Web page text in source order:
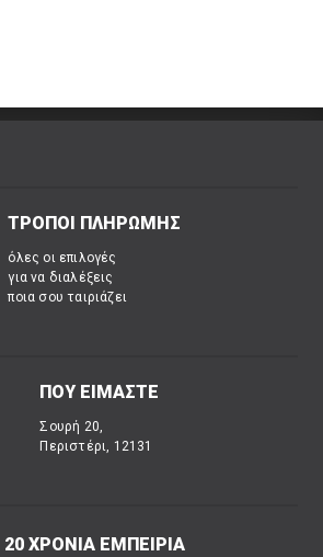
ΤΡΟΠΟΙ ΠΛΗΡΩΜΗΣ
όλες οι επιλογές
για να διαλέξεις
ποια σου ταιριάζει
ΠΟΥ ΕΙΜΑΣΤΕ
Σουρή 20,
Περιστέρι, 12131
20 ΧΡΟΝΙΑ ΕΜΠΕΙΡΙΑ